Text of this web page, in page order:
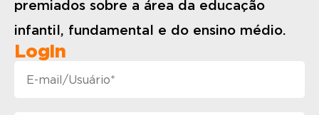
premiados sobre a área da educação
infantil, fundamental e do ensino médio.
Login